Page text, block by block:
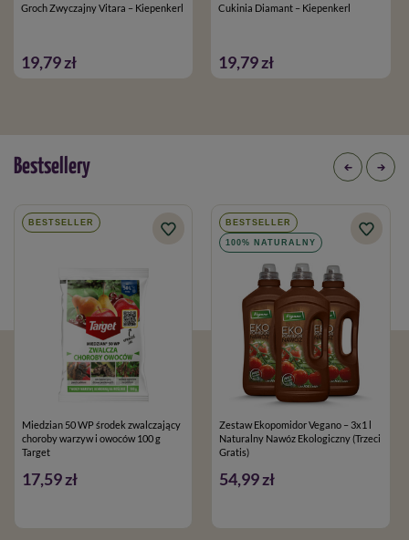
Groch Zwyczajny Vitara – Kiepenkerl
19,79 zł
Cukinia Diamant – Kiepenkerl
19,79 zł
Bestsellery
BESTSELLER
Miedzian 50 WP środek zwalczający
choroby warzyw i owoców 100 g
Target
17,59 zł
BESTSELLER
100% NATURALNY
Zestaw Ekopomidor Vegano – 3x1 l
Naturalny Nawóz Ekologiczny (Trzeci
Gratis)
54,99 zł